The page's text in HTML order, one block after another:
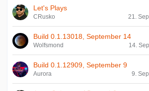
Let's Plays
CRusko
21.
Build 0.1.13018, September 14
Wolfsmond
14.
Build 0.1.12909, September 9
Aurora 9.